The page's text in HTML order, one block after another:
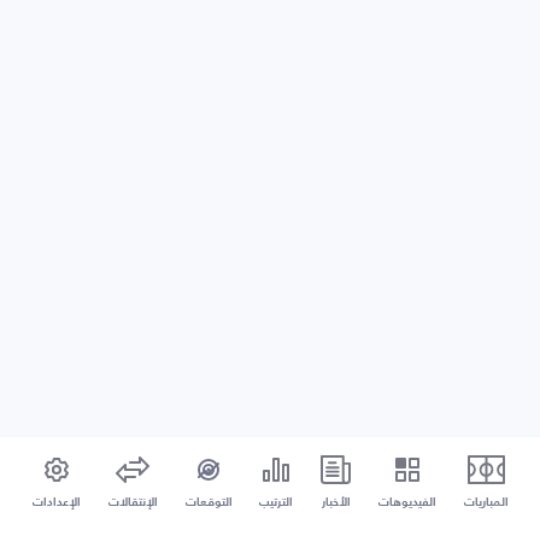
المباريات الفيديوهات الأخبار الترتيب التوقعات الإنتقالات الإعدادات